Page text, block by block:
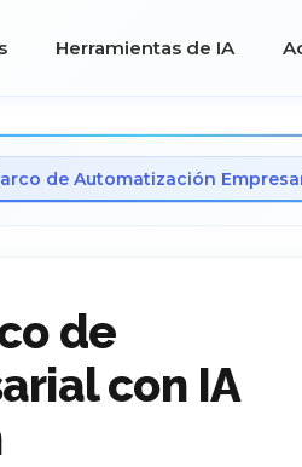
Herramientas de IA
de Automatización
de
con IA